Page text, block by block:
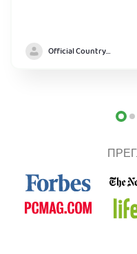
Official Country model